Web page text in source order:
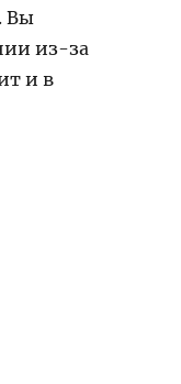
Вы
из-за
и в